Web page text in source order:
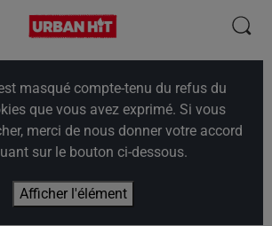
masqué compte-tenu du refus du
que vous avez exprimé. Si vous
merci de nous donner votre accord
sur le bouton ci-dessous.
Afficher l'élément